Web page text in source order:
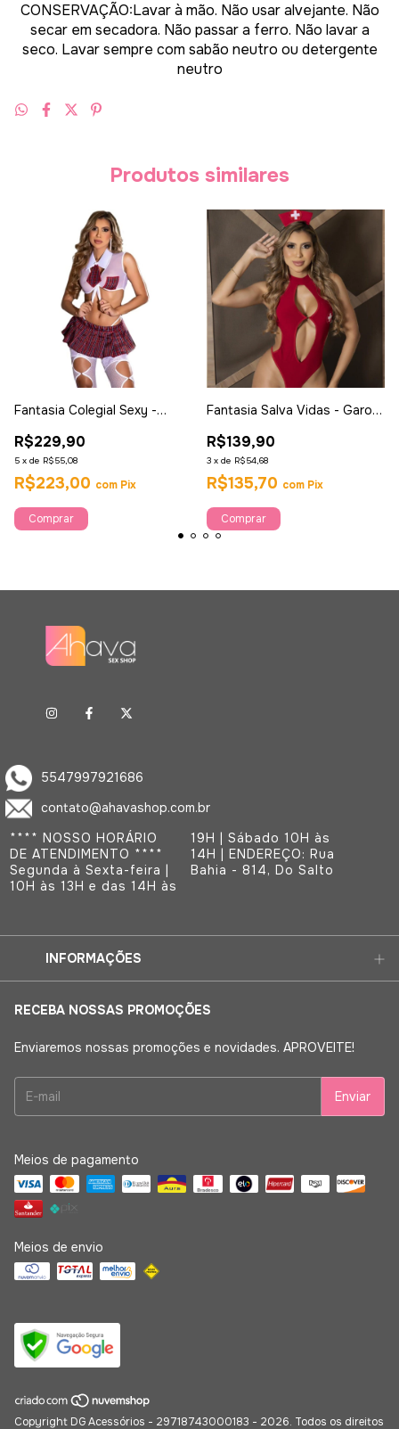
CONSERVAÇÃO:Lavar à mão. Não usar alvejante. Não
secar em secadora. Não passar a ferro. Não lavar a
seco. Lavar sempre com sabão neutro ou detergente
neutro
Produtos similares
Fantasia Colegial Sexy -
R$229,90
5 x de R$55,08
R$223,00 com Pix
Comprar
Fantasia Salva Vidas - Garota
R$139,90
3 x de R$54,68
R$135,70 com Pix
Comprar
5547997921686
contato@ahavashop.com.br
**** NOSSO HORÁRIO
DE ATENDIMENTO ****
Segunda à Sexta-feira |
10H às 13H e das 14H às
19H | Sábado 10H às
14H | ENDEREÇO: Rua
Bahia - 814, Do Salto
INFORMAÇÕES
RECEBA NOSSAS PROMOÇÕES
Enviaremos nossas promoções e novidades. APROVEITE!
Meios de pagamento
Meios de envio
Copyright DG Acessórios - 29718743000183 - 2026. Todos os direitos